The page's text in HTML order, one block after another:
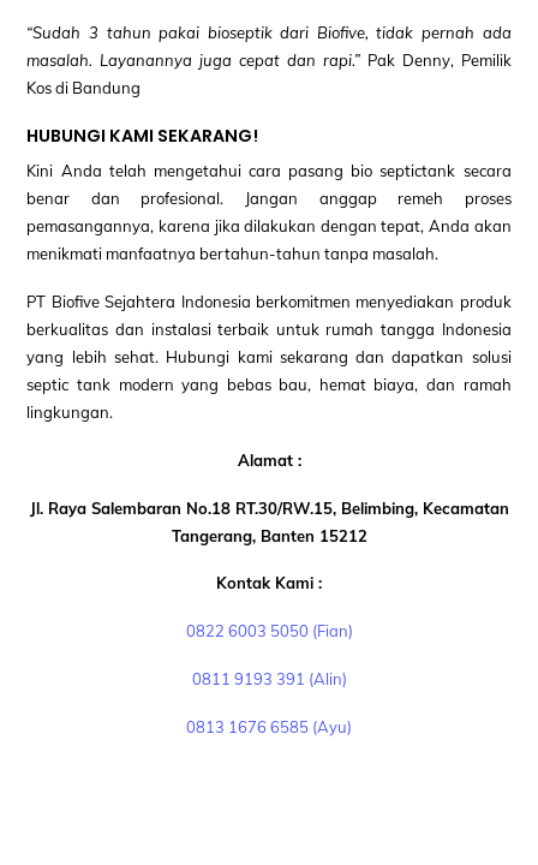
“Sudah 3 tahun pakai bioseptik dari Biofive, tidak pernah ada
masalah. Layanannya juga cepat dan rapi.”Pak Denny, Pemilik
Kos di Bandung
HUBUNGI KAMI SEKARANG!
Kini Anda telah mengetahui cara pasang bio septictank secara
benar dan profesional. Jangan anggap remeh proses
pemasangannya, karena jika dilakukan dengan tepat, Anda akan
menikmati manfaatnya bertahun-tahun tanpa masalah.
PT Biofive Sejahtera Indonesia berkomitmen menyediakan produk
berkualitas dan instalasi terbaik untuk rumah tangga Indonesia
yang lebih sehat. Hubungi kami sekarang dan dapatkan solusi
septic tank modern yang bebas bau, hemat biaya, dan ramah
lingkungan.
Alamat :
Jl. Raya Salembaran No.18 RT.30/RW.15, Belimbing, Kecamatan
Tangerang, Banten 15212
Kontak Kami :
0822 6003 5050 (Fian)
0811 9193 391 (Alin)
0813 1676 6585 (Ayu)